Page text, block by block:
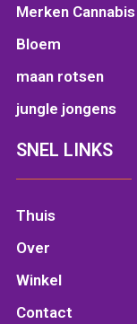
Merken Cannabis
Bloem
maan rotsen
jungle jongens
SNEL LINKS
Thuis
Over
Winkel
Contact